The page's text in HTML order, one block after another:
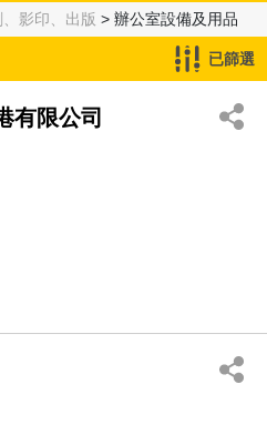
、影印、出版 > 辦公室設備及用品
已篩選
有限公司